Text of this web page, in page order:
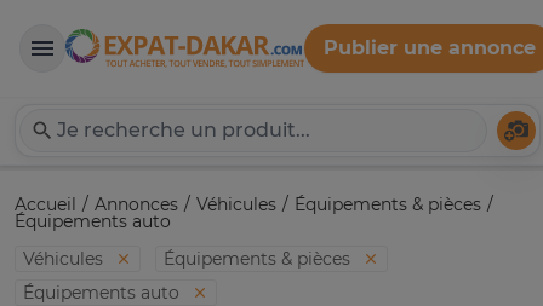
Expat-Dakar
Publier une annonce
Accueil Annonces Véhicules Équipements & pièces
Équipements auto
Véhicules
Équipements & pièces
Équipements auto